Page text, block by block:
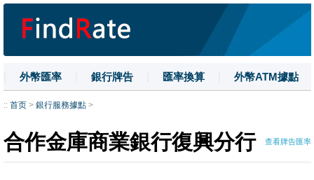
外幣匯率 銀行牌告 匯率換算 外幣ATM據點
| 名詞解釋 | 換匯技巧
:: 首页 > 銀行服務據點 >
合作金庫商業銀行復興分行 查看牌告匯率